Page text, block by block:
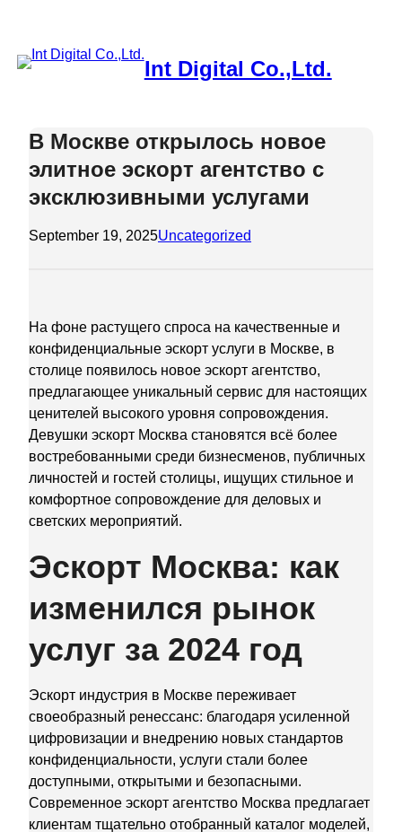
content
Int Digital Co.,Ltd.
В Москве открылось новое
элитное эскорт агентство с
эксклюзивными услугами
September 19, 2025Uncategorized
На фоне растущего спроса на качественные и
конфиденциальные эскорт услуги в Москве, в
столице появилось новое эскорт агентство,
предлагающее уникальный сервис для настоящих
ценителей высокого уровня сопровождения.
Девушки эскорт Москва становятся всё более
востребованными среди бизнесменов, публичных
личностей и гостей столицы, ищущих стильное и
комфортное сопровождение для деловых и
светских мероприятий.
Эскорт Москва: как
изменился рынок
услуг за 2024 год
Эскорт индустрия в Москве переживает
своеобразный ренессанс: благодаря усиленной
цифровизации и внедрению новых стандартов
конфиденциальности, услуги стали более
доступными, открытыми и безопасными.
Современное эскорт агентство Москва предлагает
клиентам тщательно отобранный каталог моделей,